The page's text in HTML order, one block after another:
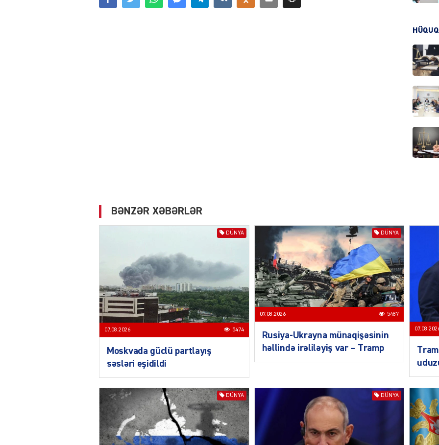
HADISƏ
SOSIAL
HÜQUQ
BƏNZƏR XƏBƏRLƏR
DÜNYA
07.08.2026 5474
Moskvada güclü partlayış
səsləri eşidildi
DÜNYA
07.08.2026 5487
Rusiya-Ukrayna münaqişəsinin
həllində irəliləyiş var – Tramp
DÜNYA DÜNYA